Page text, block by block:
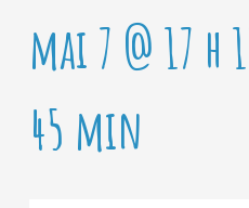
mai 7 @ 17 h
45 min